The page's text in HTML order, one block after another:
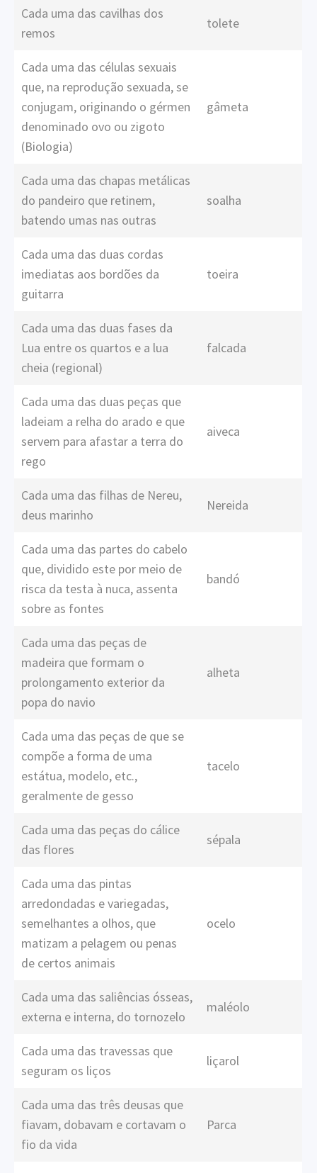
Cada uma das cavilhas dos
remos
tolete
Cada uma das células sexuais
que, na reprodução sexuada, se
conjugam, originando o gérmen
denominado ovo ou zigoto
(Biologia)
gâmeta
Cada uma das chapas metálicas
do pandeiro que retinem,
batendo umas nas outras
soalha
Cada uma das duas cordas
imediatas aos bordões da
guitarra
toeira
Cada uma das duas fases da
Lua entre os quartos e a lua
cheia (regional)
falcada
Cada uma das duas peças que
ladeiam a relha do arado e que
servem para afastar a terra do
rego
aiveca
Cada uma das filhas de Nereu,
deus marinho
Nereida
Cada uma das partes do cabelo
que, dividido este por meio de
risca da testa à nuca, assenta
sobre as fontes
bandó
Cada uma das peças de
madeira que formam o
prolongamento exterior da
popa do navio
alheta
Cada uma das peças de que se
compõe a forma de uma
estátua, modelo, etc.,
geralmente de gesso
tacelo
Cada uma das peças do cálice
das flores
sépala
Cada uma das pintas
arredondadas e variegadas,
semelhantes a olhos, que
matizam a pelagem ou penas
de certos animais
ocelo
Cada uma das saliências ósseas,
externa e interna, do tornozelo
maléolo
Cada uma das travessas que
seguram os liços
liçarol
Cada uma das três deusas que
fiavam, dobavam e cortavam o
fio da vida
Parca